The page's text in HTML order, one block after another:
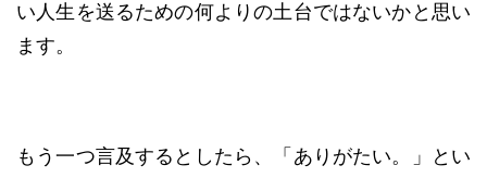
い人生を送るための何よりの土台ではないかと思い
ます。
もう一つ言及するとしたら、「ありがたい。」とい